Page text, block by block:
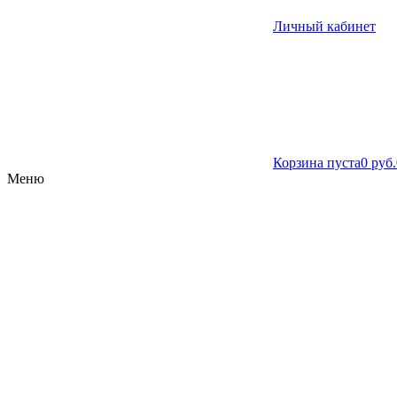
Личный кабинет
Корзина пуста0 руб.
Меню